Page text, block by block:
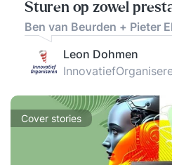
Sturen op zowel
Ben van Beurden + Pieter
Leon Dohmen
Cover stories